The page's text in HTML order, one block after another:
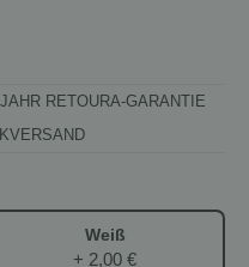
RETOURA-GARANTIE
Weiß
+ 2,00 €